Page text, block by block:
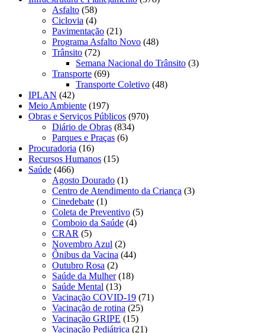
Asfalto (58)
Ciclovia (4)
Pavimentação (21)
Programa Asfalto Novo (48)
Trânsito (72)
Semana Nacional do Trânsito (3)
Transporte (69)
Transporte Coletivo (48)
IPLAN (42)
Meio Ambiente (197)
Obras e Serviços Públicos (970)
Diário de Obras (834)
Parques e Praças (6)
Procuradoria (16)
Recursos Humanos (15)
Saúde (466)
Agosto Dourado (1)
Centro de Atendimento da Criança (3)
Cinedebate (1)
Coleta de Preventivo (5)
Comboio da Saúde (4)
CRAR (5)
Novembro Azul (2)
Ônibus da Vacina (44)
Outubro Rosa (2)
Saúde da Mulher(18)
Saúde Mental (13)
Vacinação COVID-19 (71)
Vacinação de rotina (25)
Vacinação GRIPE (15)
Vacinação Pediátrica (21)